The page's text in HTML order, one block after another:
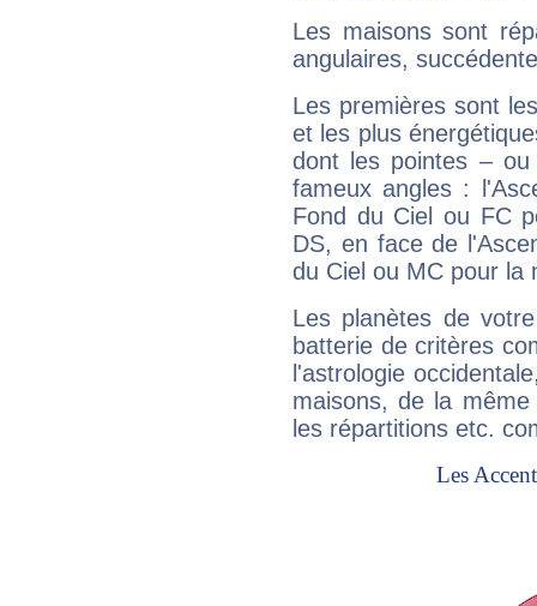
Les maisons sont
angulaires,
Les premières sont
et les plus
dont les pointes –
fameux angles :
Fond du Ciel ou FC
DS, en face de
du Ciel ou MC pour la
Les planètes de
batterie de critères
l'astrologie
maisons, de la
les répartitions etc.